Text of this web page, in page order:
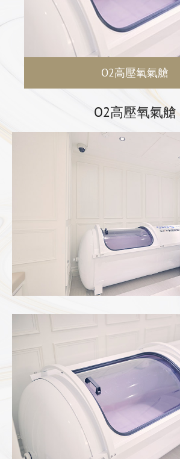
斑點、皺紋。
3. 促進健康：當氧氣供給充足的話，新
順，體內醣類和脂肪的燃燒狀態就很容
4. 傷部復原：在肌肉、韌帶損傷和骨折
除了好萊塢明星用於青春保養，歐美的
員採用於體能調節已數十年，2002年貝
氧氣室中接受治療，加速了身體的康復
O2高壓氧氣艙
O2高壓氧氣艙